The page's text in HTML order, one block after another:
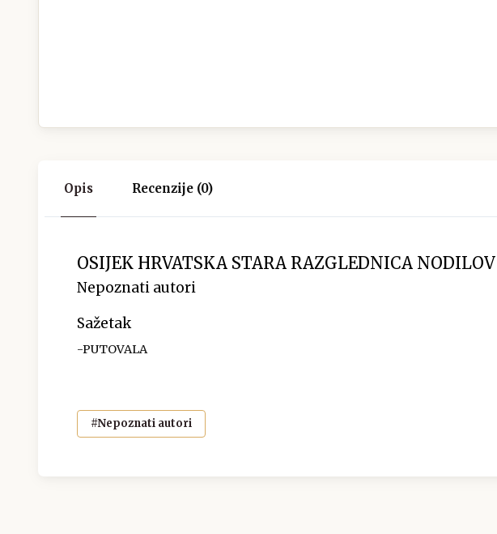
Opis Recenzije (0)
OSIJEK HRVATSKA STARA RAZGLEDNICA
Nepoznati autori
Sažetak
-PUTOVALA
#Nepoznati autori